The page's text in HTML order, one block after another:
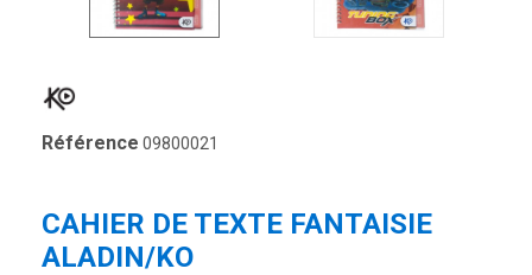
Référence 09800021
CAHIER DE TEXTE FANTAISIE
ALADIN/KO